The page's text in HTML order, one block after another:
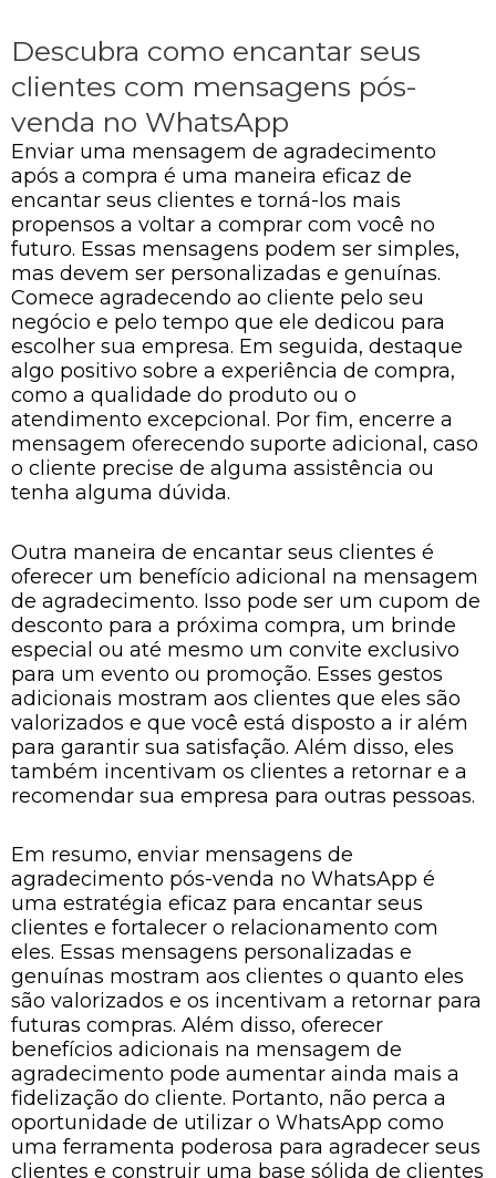
Descubra como encantar seus
clientes com mensagens pós-
venda no WhatsApp
Enviar uma mensagem de agradecimento
após a compra é uma maneira eficaz de
encantar seus clientes e torná-los mais
propensos a voltar a comprar com você no
futuro. Essas mensagens podem ser simples,
mas devem ser personalizadas e genuínas.
Comece agradecendo ao cliente pelo seu
negócio e pelo tempo que ele dedicou para
escolher sua empresa. Em seguida, destaque
algo positivo sobre a experiência de compra,
como a qualidade do produto ou o
atendimento excepcional. Por fim, encerre a
mensagem oferecendo suporte adicional, caso
o cliente precise de alguma assistência ou
tenha alguma dúvida.
Outra maneira de encantar seus clientes é
oferecer um benefício adicional na mensagem
de agradecimento. Isso pode ser um cupom de
desconto para a próxima compra, um brinde
especial ou até mesmo um convite exclusivo
para um evento ou promoção. Esses gestos
adicionais mostram aos clientes que eles são
valorizados e que você está disposto a ir além
para garantir sua satisfação. Além disso, eles
também incentivam os clientes a retornar e a
recomendar sua empresa para outras pessoas.
Em resumo, enviar mensagens de
agradecimento pós-venda no WhatsApp é
uma estratégia eficaz para encantar seus
clientes e fortalecer o relacionamento com
eles. Essas mensagens personalizadas e
genuínas mostram aos clientes o quanto eles
são valorizados e os incentivam a retornar para
futuras compras. Além disso, oferecer
benefícios adicionais na mensagem de
agradecimento pode aumentar ainda mais a
fidelização do cliente. Portanto, não perca a
oportunidade de utilizar o WhatsApp como
uma ferramenta poderosa para agradecer seus
clientes e construir uma base sólida de clientes